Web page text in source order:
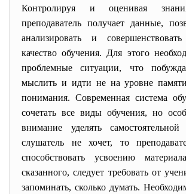
Контролируя и оценивая
преподаватель получает данные,
анализировать и
качество обучения. Для этого
проблемные ситуации, что
мыслить и идти не на уровне
понимания. Современная система
сочетать все виды обучения, но
внимание уделять
слушатель не хочет, то
способствовать усвоению
сказанного, следует требовать от
запоминать, сколько думать.